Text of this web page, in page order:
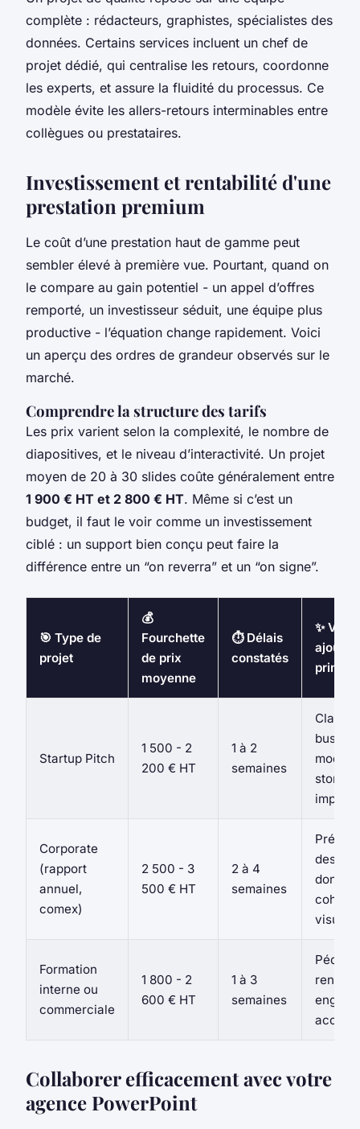
complète : rédacteurs, graphistes, spécialistes des
données. Certains services incluent un chef de
projet dédié, qui centralise les retours, coordonne
les experts, et assure la fluidité du processus. Ce
modèle évite les allers-retours interminables entre
collègues ou prestataires.
Investissement et rentabilité d'une
prestation premium
Le coût d’une prestation haut de gamme peut
sembler élevé à première vue. Pourtant, quand on
le compare au gain potentiel - un appel d’offres
remporté, un investisseur séduit, une équipe plus
productive - l’équation change rapidement. Voici
un aperçu des ordres de grandeur observés sur le
marché.
Comprendre la structure des tarifs
Les prix varient selon la complexité, le nombre de
diapositives, et le niveau d’interactivité. Un projet
moyen de 20 à 30 slides coûte généralement entre
1 900 € HT et 2 800 € HT. Même si c’est un
budget, il faut le voir comme un investissement
ciblé : un support bien conçu peut faire la
différence entre un “on reverra” et un “on signe”.
🎯 Type de
projet
💰
Fourchette
de prix
moyenne
⏱️ Délais
constatés
✨
ajoutée
Startup Pitch
1 500 - 2
200 € HT
1 à 2
semaines
Clarté
model
Corporate
(rapport
annuel,
comex)
2 500 - 3
500 € HT
2 à 4
semaines
des
visuelle
Formation
interne ou
commerciale
1 800 - 2
600 € HT
1 à 3
semaines
accru
Collaborer efficacement avec votre
agence PowerPoint